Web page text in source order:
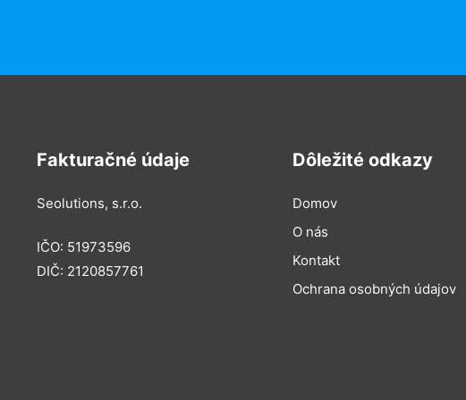
Fakturačné údaje
Seolutions, s.r.o.
IČO: 51973596
DIČ: 2120857761
Dôležité odkazy
Domov
O nás
Kontakt
Ochrana osobných údajov